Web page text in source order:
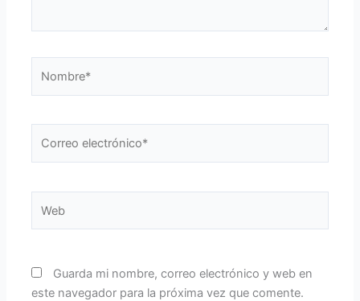
electrónico*
Guarda mi nombre, correo electrónico y web en
este navegador para la próxima vez que comente.